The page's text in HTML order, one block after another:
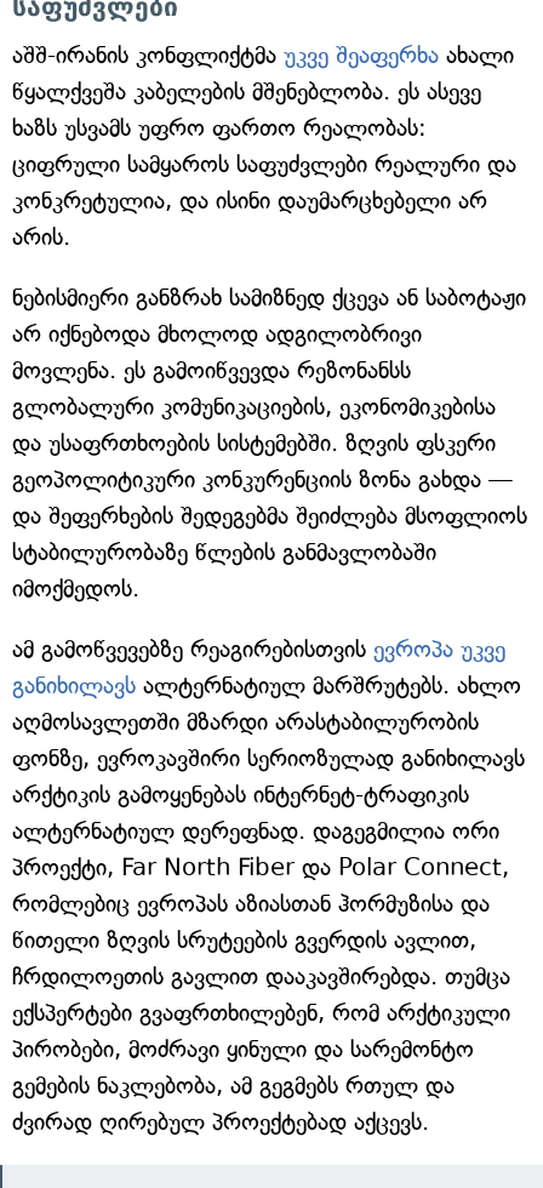
საფუძვლები
აშშ-ირანის კონფლიქტმა უკვე შეაფერხა ახალი
წყალქვეშა კაბელების მშენებლობა. ეს ასევე
ხაზს უსვამს უფრო ფართო რეალობას:
ციფრული სამყაროს საფუძვლები რეალური და
კონკრეტულია, და ისინი დაუმარცხებელი არ
არის.
ნებისმიერი განზრახ სამიზნედ ქცევა ან საბოტაჟი
არ იქნებოდა მხოლოდ ადგილობრივი
მოვლენა. ეს გამოიწვევდა რეზონანსს
გლობალური კომუნიკაციების, ეკონომიკებისა
და უსაფრთხოების სისტემებში. ზღვის ფსკერი
გეოპოლიტიკური კონკურენციის ზონა გახდა —
და შეფერხების შედეგებმა შეიძლება მსოფლიოს
სტაბილურობაზე წლების განმავლობაში
იმოქმედოს.
ამ გამოწვევებზე რეაგირებისთვის ევროპა უკვე
განიხილავს ალტერნატიულ მარშრუტებს. ახლო
აღმოსავლეთში მზარდი არასტაბილურობის
ფონზე, ევროკავშირი სერიოზულად განიხილავს
არქტიკის გამოყენებას ინტერნეტ-ტრაფიკის
ალტერნატიულ დერეფნად. დაგეგმილია ორი
პროექტი, Far North Fiber და Polar Connect,
რომლებიც ევროპას აზიასთან ჰორმუზისა და
წითელი ზღვის სრუტეების გვერდის ავლით,
ჩრდილოეთის გავლით დააკავშირებდა. თუმცა
ექსპერტები გვაფრთხილებენ, რომ არქტიკული
პირობები, მოძრავი ყინული და სარემონტო
გემების ნაკლებობა, ამ გეგმებს რთულ და
ძვირად ღირებულ პროექტებად აქცევს.